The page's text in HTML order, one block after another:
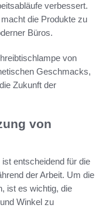
verbessert.
die Produkte zu
Büros.
von
Geschmacks,
Zukunft der
von
ist entscheidend für die
der Arbeit. Um die
ist es wichtig, die
Winkel zu